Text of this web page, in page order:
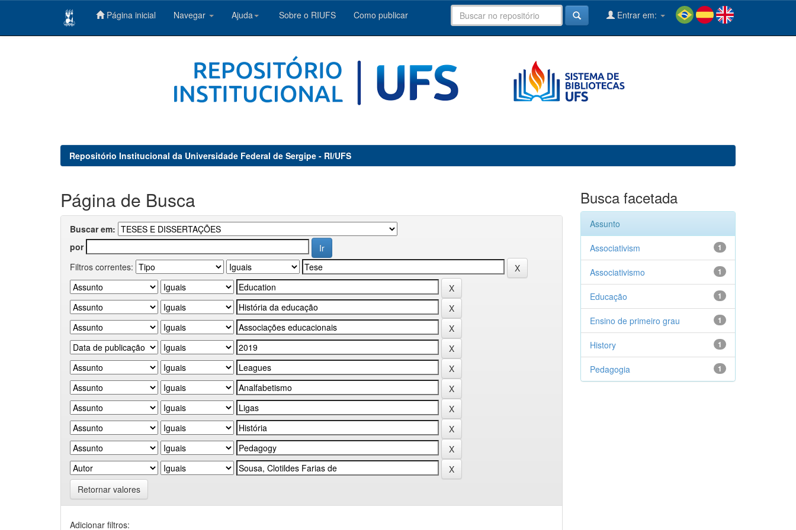
Página inicial Navegar Ajuda Sobre o RIUFS Como publicar Entrar em:
Repositório Institucional da Universidade Federal de Sergipe - RI/UFS
Página de Busca
Buscar em:
por
Filtros correntes:
Retornar valores
Adicionar filtros:
Busca facetada
Assunto
1
Associativism
1
Associativismo
1
Educação
1
Ensino de primeiro grau
1
History
1
Pedagogia